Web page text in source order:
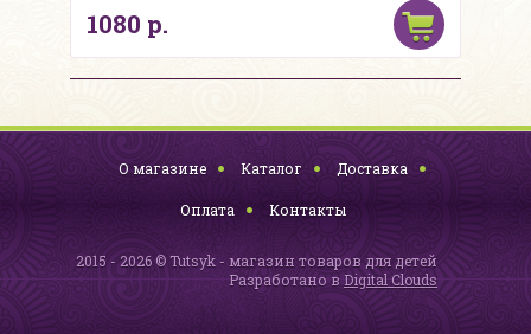
1080 р.
О магазине Каталог Доставка
Оплата Контакты
2015 - 2026 © Tutsyk - магазин товаров для детей
Разработано в Digital Clouds